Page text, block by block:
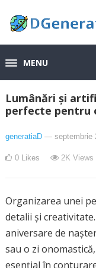
MENU
Lumânări și
perfecte pentru
generatiaD — septembrie
0 Likes 2K Views
Organizarea unei
detalii și
aniversare de
sau o zi
esențial în